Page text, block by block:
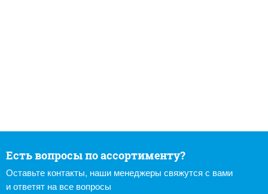
Есть вопросы по ассортименту?
Оставьте контакты, наши менеджеры свяжутся с вами
и ответят на все вопросы